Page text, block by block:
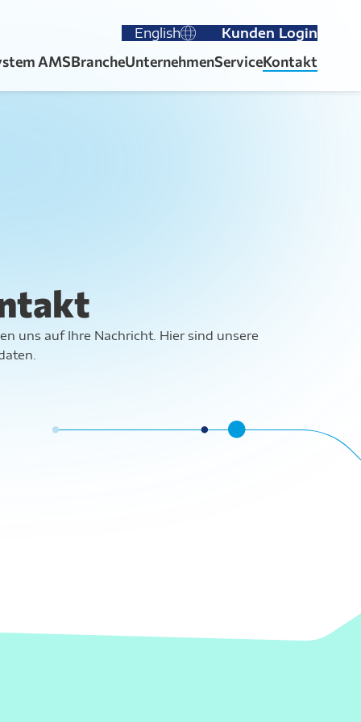
English Kunden Login
AMSBrancheUnternehmenServiceKontakt
uns auf Ihre Nachricht. Hier sind unsere